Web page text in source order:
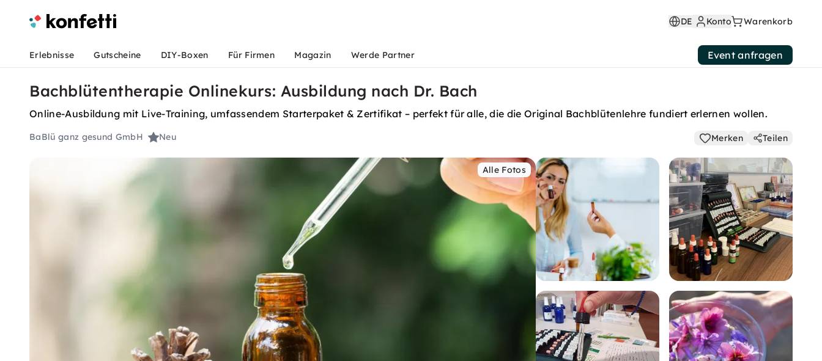
DE Konto Warenkorb
Erlebnisse Gutscheine DIY-Boxen Für Firmen Magazin Werde Partner Event anfragen
Bachblütentherapie Onlinekurs: Ausbildung nach Dr. Bach
Online-Ausbildung mit Live-Training, umfassendem Starterpaket & Zertifikat – perfekt für alle, die die Original Bachblütenlehre fundiert erlernen wollen.
BaBlü ganz gesund GmbH Neu Merken Teilen
Alle Fotos